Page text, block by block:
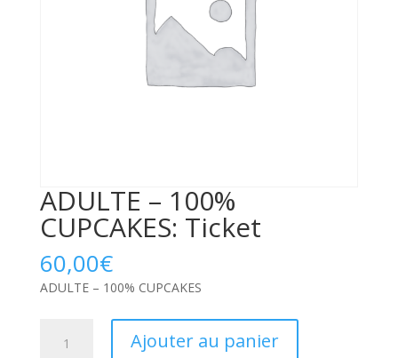
ADULTE – 100%
CUPCAKES: Ticket
60,00€
ADULTE – 100% CUPCAKES
Ajouter au panier